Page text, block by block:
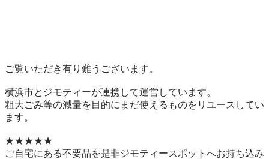
ご覧いただき有り難うございます。
横浜市とジモティーが連携して運営しています。
粗⼤ごみ等の減量を⽬的にまだ使えるものをリユースしてい
ます。
★★★★★
ご自宅にある不要品を是非ジモティースポットへお持ち込み